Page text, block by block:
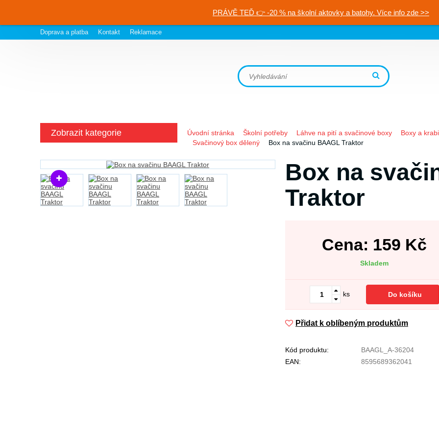
PRÁVĚ TEĎ 👉 -20 % na školní aktovky a batohy. Více info zde >>
Doprava a platba Kontakt Reklamace
Zobrazit kategorie Úvodní stránka Školní potřeby Láhve na pití a svačinové boxy
Boxy a
Svačinový box dělený
Box na svačinu BAAGL Traktor
Box na
Traktor
Cena: 159 Kč
Skladem
ks Do košíku
Přidat k oblíbeným produktům
Kód produktu:
BAAGL_A-36204
EAN:
8595689362041